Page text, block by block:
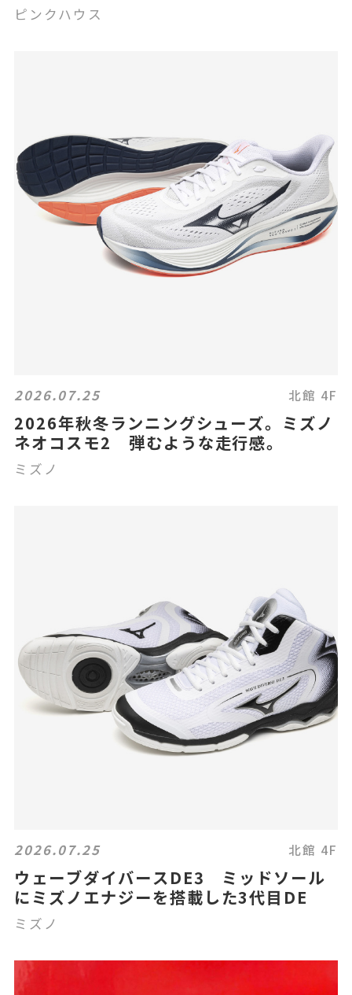
ピンクハウス
2026.07.25 北館 4F
2026年秋冬ランニングシューズ。ミズノ
ネオコスモ2 弾むような走行感。
ミズノ
2026.07.25 北館 4F
ウェーブダイバースDE3 ミッドソール
にミズノエナジーを搭載した3代目DE
ミズノ